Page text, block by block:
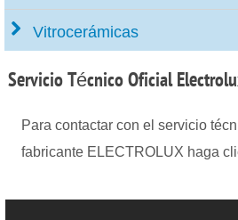
Vitrocerámicas
ServicioTécnico Oficial
Para contactar con el servicio
fabricante ELECTROLUX haga